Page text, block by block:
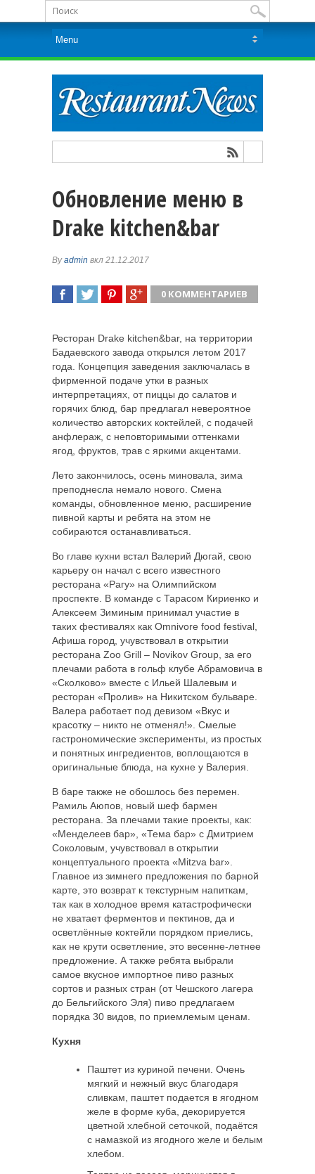
Обновление меню в
Drake kitchen&bar
Byadmin вкл 21.12.2017
0 КОММЕНТАРИЕВ
Ресторан Drake kitchen&bar, на территории
Бадаевского завода открылся летом 2017
года. Концепция заведения заключалась в
фирменной подаче утки в разных
интерпретациях, от пиццы до салатов и
горячих блюд, бар предлагал невероятное
количество авторских коктейлей, с подачей
анфлераж, с неповторимыми оттенками
ягод, фруктов, трав с яркими акцентами.
Лето закончилось, осень миновала, зима
преподнесла немало нового. Смена
команды, обновленное меню, расширение
пивной карты и ребята на этом не
собираются останавливаться.
Во главе кухни встал Валерий Дюгай, свою
карьеру он начал с всего известного
ресторана «Рагу» на Олимпийском
проспекте. В команде с Тарасом Кириенко и
Алексеем Зиминым принимал участие в
таких фестивалях как Omnivore food festival,
Афиша город, учувствовал в открытии
ресторана Zoo Grill – Novikov Group, за его
плечами работа в гольф клубе Абрамовича в
«Сколково» вместе с Ильей Шалевым и
ресторан «Пролив» на Никитском бульваре.
Валера работает под девизом «Вкус и
красотку – никто не отменял!». Смелые
гастрономические эксперименты, из простых
и понятных ингредиентов, воплощаются в
оригинальные блюда, на кухне у Валерия.
В баре также не обошлось без перемен.
Рамиль Аюпов, новый шеф бармен
ресторана. За плечами такие проекты, как:
«Менделеев бар», «Тема бар» с Дмитрием
Соколовым, учувствовал в открытии
концептуального проекта «Mitzva bar».
Главное из зимнего предложения по барной
карте, это возврат к текстурным напиткам,
так как в холодное время катастрофически
не хватает ферментов и пектинов, да и
осветлённые коктейли порядком приелись,
как не крути осветление, это весенне-летнее
предложение. А также ребята выбрали
самое вкусное импортное пиво разных
сортов и разных стран (от Чешского лагера
до Бельгийского Эля) пиво предлагаем
порядка 30 видов, по приемлемым ценам.
Кухня
Паштет из куриной печени. Очень
мягкий и нежный вкус благодаря
сливкам, паштет подается в ягодном
желе в форме куба, декорируется
цветной хлебной сеточкой, подаётся
с намазкой из ягодного желе и белым
хлебом.